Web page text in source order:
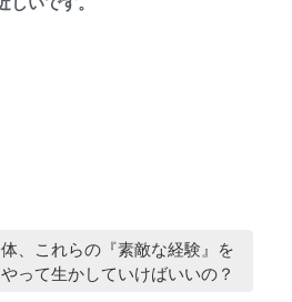
、これらの『素敵な経験』を
って生かしていけばいいの？